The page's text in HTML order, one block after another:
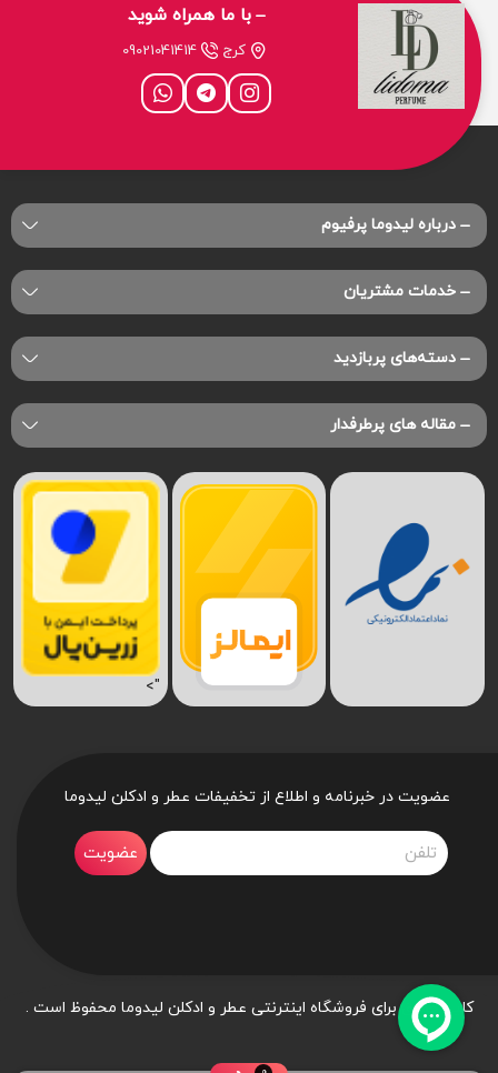
با ما همراه شوید
کرج 09021041414
درباره‌ لیدوما پرفیوم
خدمات مشتریان
دسته‌های پربازدید
مقاله های پرطرفدار
">
عضویت در خبرنامه و اطلاع از تخفیفات عطر و ادکلن لیدوما
عضویت
کلیه حقوق برای فروشگاه اینترنتی عطر و ادکلن لیدوما محفوظ است .